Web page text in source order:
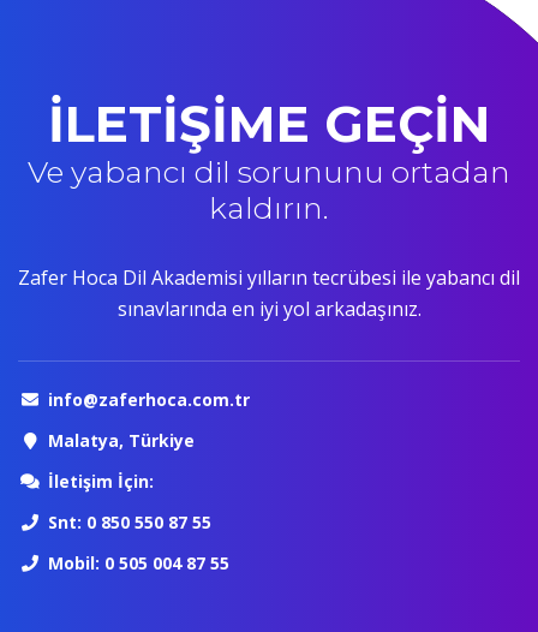
İLETİŞİME GEÇİN
Ve yabancı dil sorununu ortadan
kaldırın.
Zafer Hoca Dil Akademisi yılların tecrübesi ile yabancı dil
sınavlarında en iyi yol arkadaşınız.
info@zaferhoca.com.tr
Malatya, Türkiye
İletişim İçin:
Snt: 0 850 550 87 55
Mobil: 0 505 004 87 55